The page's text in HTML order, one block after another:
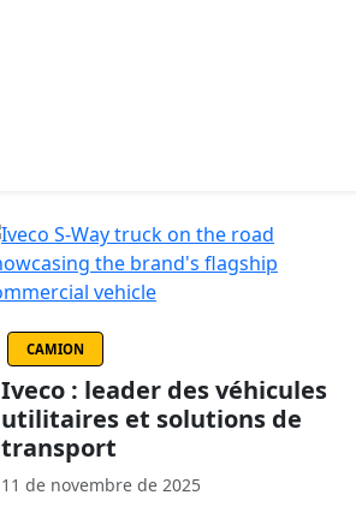
CAMION
Iveco : leader des véhicules
utilitaires et solutions de
transport
11 de novembre de 2025